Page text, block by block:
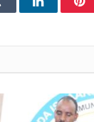
بينتيريستلينكدإن